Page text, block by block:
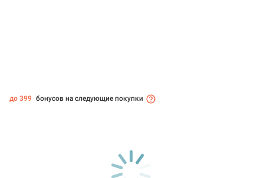
до 399 бонусов на следующие покупки